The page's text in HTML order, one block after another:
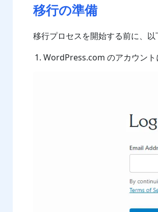
移行の準備
移行プロセスを開始する前に、
WordPress.com のアカウント